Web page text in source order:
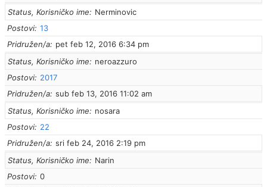
Status, Korisničko ime
Nerminovic
Postovi 13
Pridružen/a
pet feb 12, 2016 6:34 pm
Status, Korisničko ime
neroazzuro
Postovi
2017
Pridružen/a sub feb 13, 2016 11:02 am
Status, Korisničko ime
nosara
Postovi
22
Pridružen/a sri feb 24, 2016 2:19 pm
Status, Korisničko ime
Narin
Postovi 0